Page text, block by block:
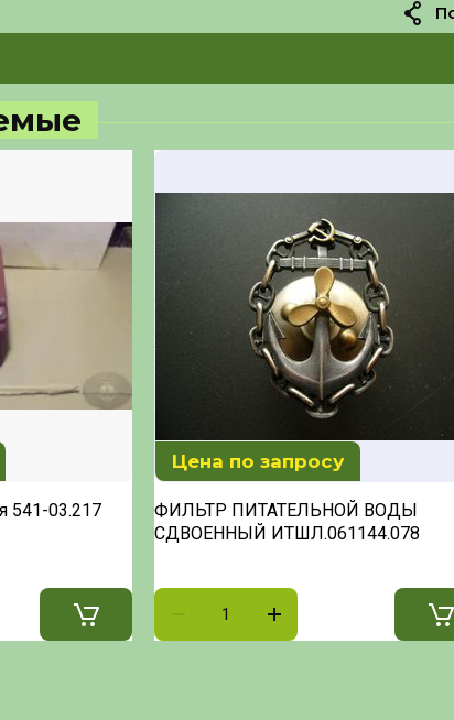
541-03.217
Цена по запросу
ФИЛЬТР ПИТАТЕЛЬНОЙ ВОДЫ
СДВОЕННЫЙ ИТШЛ.061144.078